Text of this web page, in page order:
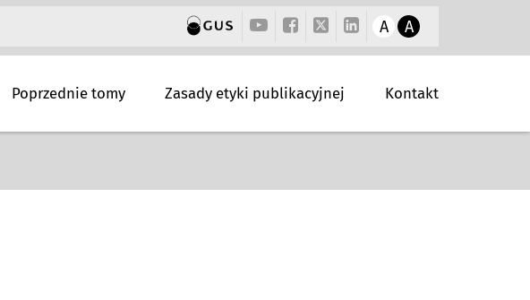
A A
Poprzednie tomy Zasady etyki publikacyjnej Kontakt